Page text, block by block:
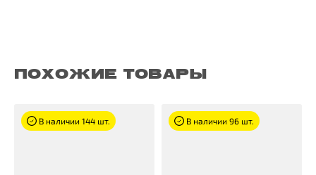
ПОХОЖИЕ ТОВАРЫ
В наличии 144 шт. В наличии 96 шт.